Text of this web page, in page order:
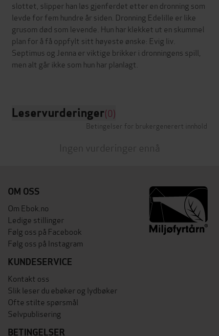
slottet, slipper han løs gjenferdet etter en dronning som
levde for fem hundre år siden. Dronning Edelille er like
grusom død som levende. Hun har klekket ut en skummel
plan for å få oppfylt sitt høyeste ønske: Evig liv.
Septimus og Jenna er viktige brikker i dronningens spill,
men alt går ikke som hun har planlagt.
Leservurderinger(0)
Betingelser for brukergenerert innhold
Ingen vurderinger ennå
OM OSS
Om Ebok.no
Ledige stillinger
Følg oss på Facebook
Følg oss på Instagram
KUNDESERVICE
Kontakt oss
Slik leser du ebøker og lydbøker
Ofte stilte spørsmål
Selvpublisering
BETINGELSER